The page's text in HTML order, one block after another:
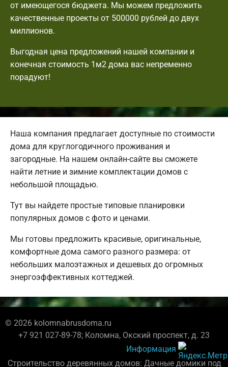
от имеющегося бюджета. Мы можем предложить
качественные проекты от 500000 рублей до двух
миллионов.
Выгодная цена предложений нашей компании и
конечная стоимость 1м2 дома вас непременно
порадуют!
Наша компания предлагает доступные по стоимости
дома для круглогодичного проживания и
загородные. На нашем онлайн-сайте вы сможете
найти летние и зимние комплектации домов с
небольшой площадью.
Тут вы найдете простые типовые планировки
популярных домов с фото и ценами.
Мы готовы предложить красивые, оригинальные,
комфортные дома самого разного размера: от
небольших малоэтажных и дешевых до огромных
энергоэффективных коттеджей.
© 2026 kolomnabrusdoma.ru
+7 921 027-89-78; Коломна, Окский проспект, д. 23
Информация
Строительство деревянных домов: Дачные домики под